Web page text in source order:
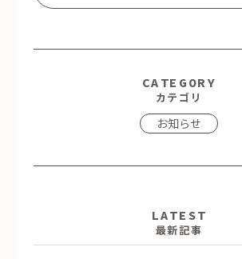
CATEGORY
カテゴリ
お知らせ
LATEST
最新記事